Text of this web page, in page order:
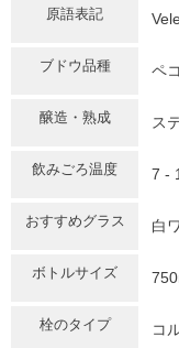
原語表記
ブドウ品種 ペ
醸造・熟成 ス
飲みごろ温度 7 -
おすすめグラス 白
ボトルサイズ
栓のタイプ コ